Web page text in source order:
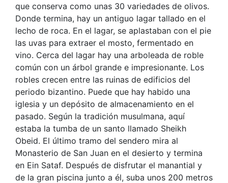
que conserva como unas 30 variedades de olivos.
Donde termina, hay un antiguo lagar tallado en el
lecho de roca. En el lagar, se aplastaban con el pie
las uvas para extraer el mosto, fermentado en
vino. Cerca del lagar hay una arboleada de roble
común con un árbol grande e impresionante. Los
robles crecen entre las ruinas de edificios del
periodo bizantino. Puede que hay habido una
iglesia y un depósito de almacenamiento en el
pasado. Según la tradición musulmana, aquí
estaba la tumba de un santo llamado Sheikh
Obeid. El último tramo del sendero mira al
Monasterio de San Juan en el desierto y termina
en Ein Sataf. Después de disfrutar el manantial y
de la gran piscina junto a él, suba unos 200 metros